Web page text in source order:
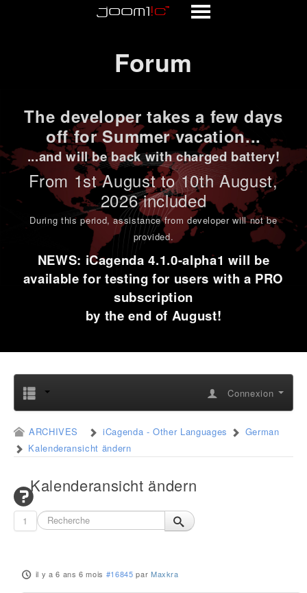
Forum
The developer takes a few days
off for Summer vacation...
...and will be back with charged battery!
From 1stAugust to 10th August,
2026 included
During this period,assistance from developer will not be
provided.
NEWS: iCagenda 4.1.0-alpha1 will be
available for testing for users with a PRO
subscription
by the end of August!
Connexion
ARCHIVES iCagenda - Other Languages
German
Kalenderansicht ändern
Kalenderansicht ändern
1
il y a 6 ans 6 mois #16845 par Maxkra